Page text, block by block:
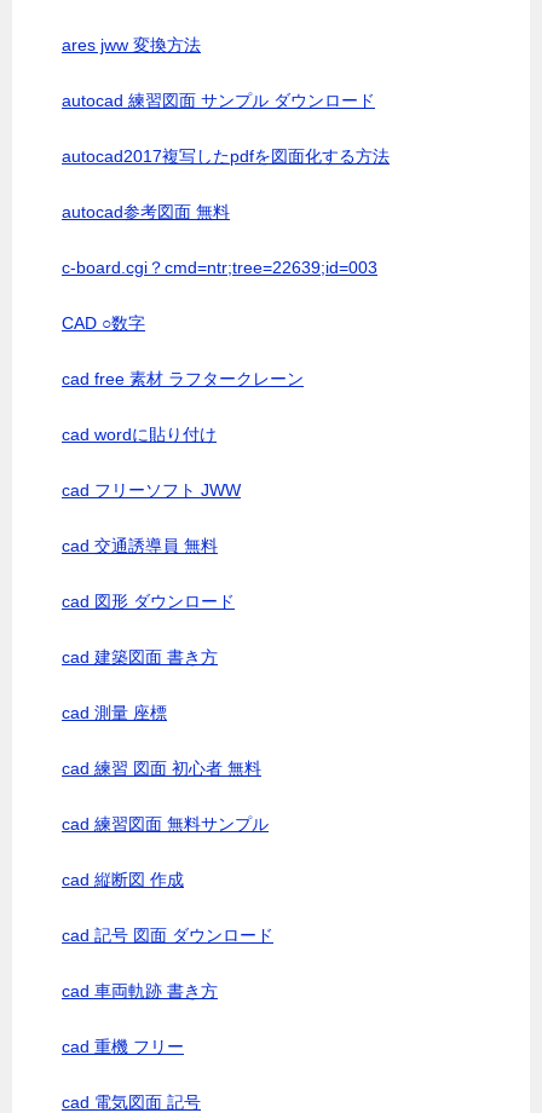
ares jww 変換方法
autocad 練習図面 サンプル ダウンロード
autocad2017複写したpdfを図面化する方法
autocad参考図面 無料
c-board.cgi？cmd=ntr;tree=22639;id=003
CAD ○数字
cad free 素材 ラフタークレーン
cad wordに貼り付け
cad フリーソフト JWW
cad 交通誘導員 無料
cad 図形 ダウンロード
cad 建築図面 書き方
cad 測量 座標
cad 練習 図面 初心者 無料
cad 練習図面 無料サンプル
cad 縦断図 作成
cad 記号 図面 ダウンロード
cad 車両軌跡 書き方
cad 重機 フリー
cad 電気図面 記号